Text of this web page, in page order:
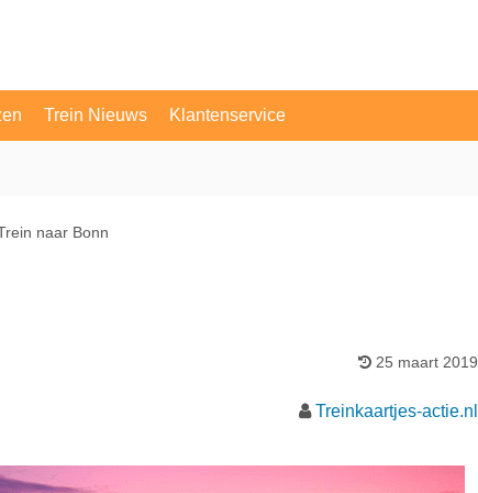
Trein Nieuws Klantenservice
naar Bonn
25 maart 2019
Treinkaartjes-actie.nl